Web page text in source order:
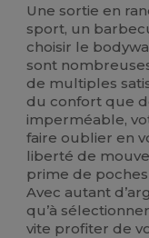
Une sortie en
sport, un
choisir le
sont
de multiples
du confort que
imperméable,
faire oublier en
liberté de
prime de
Avec autant
qu’à
vite profiter de